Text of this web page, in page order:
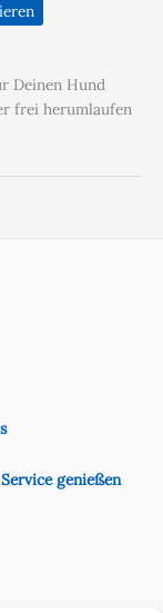
Deinen Hund
frei herumlaufen
genießen